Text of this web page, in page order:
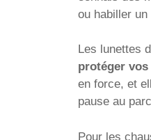
ou habiller
Les lunettes
protéger vos
en force, et
pause au
Pour les